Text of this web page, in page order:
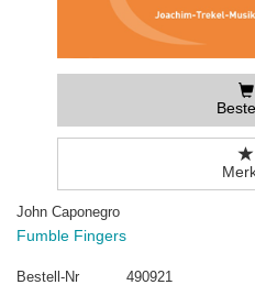
John Caponegro
Fumble Fingers
Bestell-Nr
490921